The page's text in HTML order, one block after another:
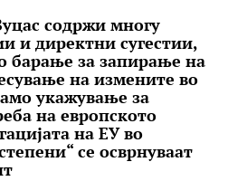
содржи многу
и директни сугестии,
барање за запирање на
на измените во
укажување за
на европското
на ЕУ во
се осврнуваат